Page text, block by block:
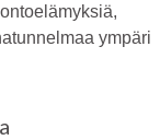
ympäri